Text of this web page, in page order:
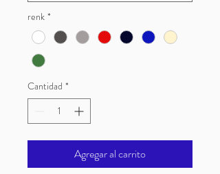
renk *
Cantidad *
Agregar al carrito